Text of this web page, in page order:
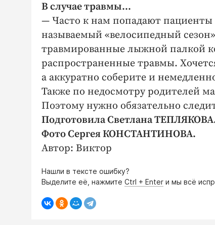
В случае травмы…
— Часто к нам попадают пациенты
называемый «велосипедный
травмированные лыжной палкой
распространенные травмы.
а аккуратно соберите и
Также по недосмотру родителей
Поэтому нужно обязательно
Подготовила Светлана
Фото Сергея КОНСТАНТИНОВА.
Автор: Виктор
Нашли в тексте ошибку?
Выделите её, нажмите Ctrl + Enter и мы всё